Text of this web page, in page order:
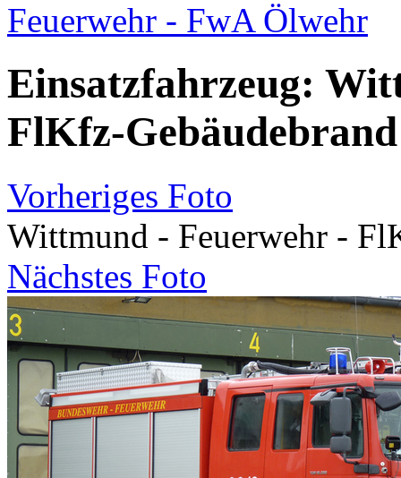
Feuerwehr - FwA Ölwehr
Einsatzfahrzeug:
FlKfz-
Vorheriges Foto
Wittmund - Feuerwehr -
Nächstes Foto